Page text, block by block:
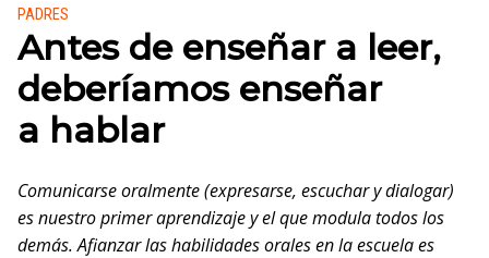
Publicado en:
PADRES
Antes de enseñar a leer,
deberíamos enseñar
a hablar
Comunicarse oralmente (expresarse, escuchar y dialogar)
es nuestro primer aprendizaje y el que modula todos los
demás. Afianzar las habilidades orales en la escuela es